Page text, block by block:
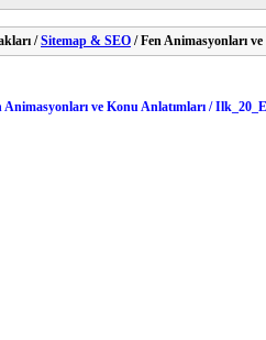
/Sitemap & SEO / Fen Animasyonları
Animasyonları ve Konu Anlatımları /